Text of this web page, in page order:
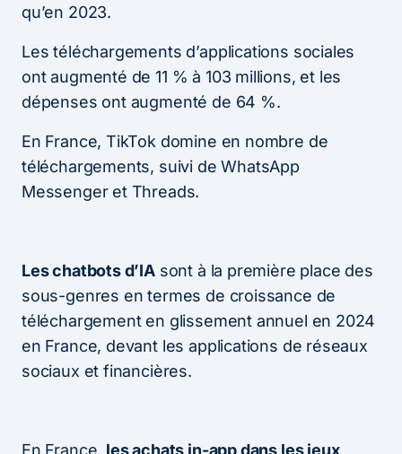
qu’en 2023.
Les téléchargements d’applications sociales
ont augmenté de 11 % à 103 millions, et les
dépenses ont augmenté de 64 %.
En France, TikTok domine en nombre de
téléchargements, suivi de WhatsApp
Messenger et Threads.
Les chatbots d’IAsont à la première place des
sous-genres en termes de croissance de
téléchargement en glissement annuel en 2024
en France, devant les applications de réseaux
sociaux et financières.
En France, les achats in-app dans les jeux